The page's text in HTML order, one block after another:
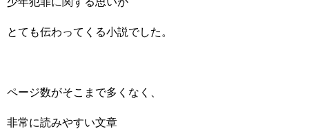
とても伝わってくる小説でした。
ページ数がそこまで多くなく、
非常に読みやすい文章